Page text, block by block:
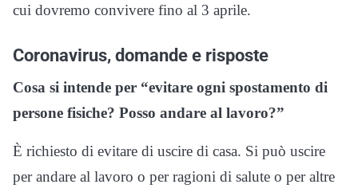
cui dovremo convivere fino al 3 aprile.
Coronavirus, domande e risposte
Cosa si intende per “evitare ogni spostamento di
persone fisiche? Posso andare al lavoro?”
È richiesto di evitare di uscire di casa. Si può uscire
per andare al lavoro o per ragioni di salute o per altre